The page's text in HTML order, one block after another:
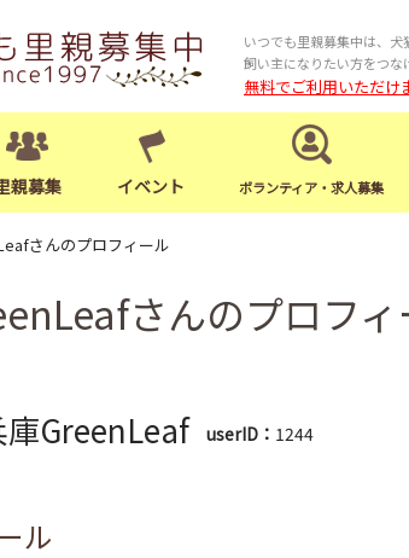
いつでも里親募集中は、
飼い主になりたい方をつな
無料でご利用いただけ
親募集 イベント ボランティア・求人募集
さんのプロフィール
さんのプロフィ
庫GreenLeaf userID： 1244
ル